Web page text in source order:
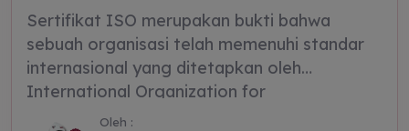
Sertifikat ISO merupakan bukti bahwa
sebuah organisasi telah memenuhi standar
internasional yang ditetapkan oleh
International Organization for
Standardization (ISO).
Oleh :